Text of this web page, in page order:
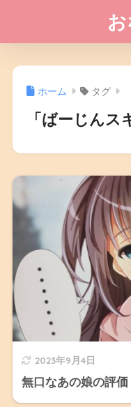
ホーム タグ
「ばーじんス
2023年9月4日
無口なあの娘の評